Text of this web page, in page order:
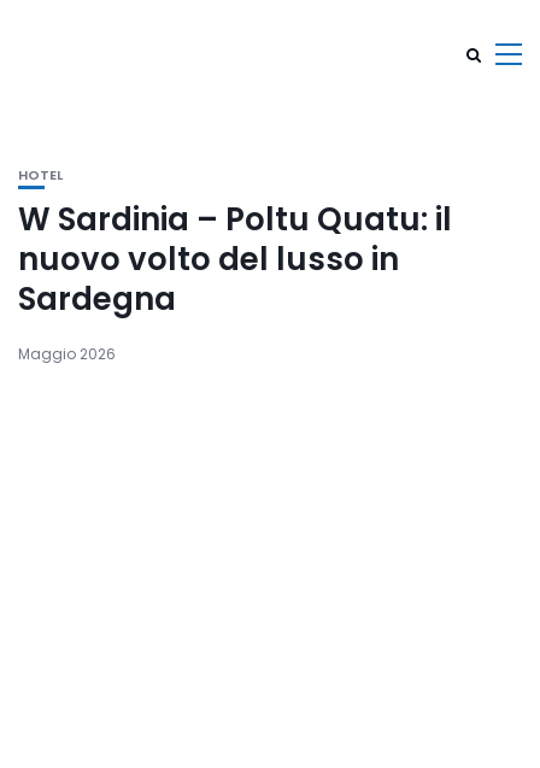
HOTEL
W Sardinia – Poltu Quatu: il
nuovo volto del lusso in
Sardegna
Maggio 2026